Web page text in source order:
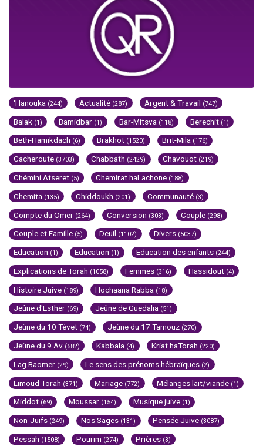
'Hanouka (244) Actualité (287) Argent & Travail (747)
Balak (1) Bamidbar (1) Bar-Mitsva (118) Berechit (1)
Beth-Hamikdach (6) Brakhot (1520) Brit-Mila (176)
Cacheroute (3703) Chabbath (2429) Chavouot (219)
Chémini Atseret (5) Chemirat haLachone (188)
Chemita (135) Chiddoukh (201) Communauté (3)
Compte du Omer (264) Conversion (303) Couple (298)
Couple et Famille (5) Deuil (1102) Divers (5037)
Education (1) Education (1) Education des enfants (244)
Explications de Torah (1058) Femmes (316) Hassidout (4)
Histoire Juive (189) Hochaana Rabba (18)
Jeûne d'Esther (69) Jeûne de Guedalia (51)
Jeûne du 10 Tévet (74) Jeûne du 17 Tamouz (270)
Jeûne du 9 Av (582) Kabbala (4) Kriat haTorah (220)
Lag Baomer (29) Le sens des prénoms hébraïques (2)
Limoud Torah (371) Mariage (772) Mélanges lait/viande (1)
Middot (69) Moussar (154) Musique juive (1)
Non-Juifs (249) Nos Sages (131) Pensée Juive (3087)
Pessah (1508) Pourim (274) Prières (3)